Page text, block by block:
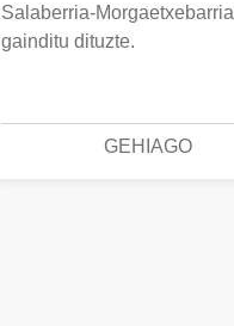
Salaberria-Morgaetxebarria
gainditu dituzte.
GEHIAGO